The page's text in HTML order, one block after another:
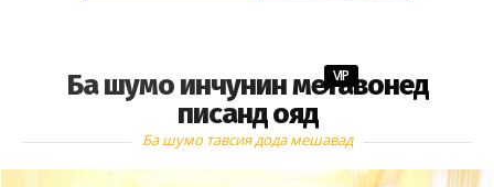
Ба шумо инчунин метавонед
писанд ояд
VIP
Ба шумо тавсия дода мешавад